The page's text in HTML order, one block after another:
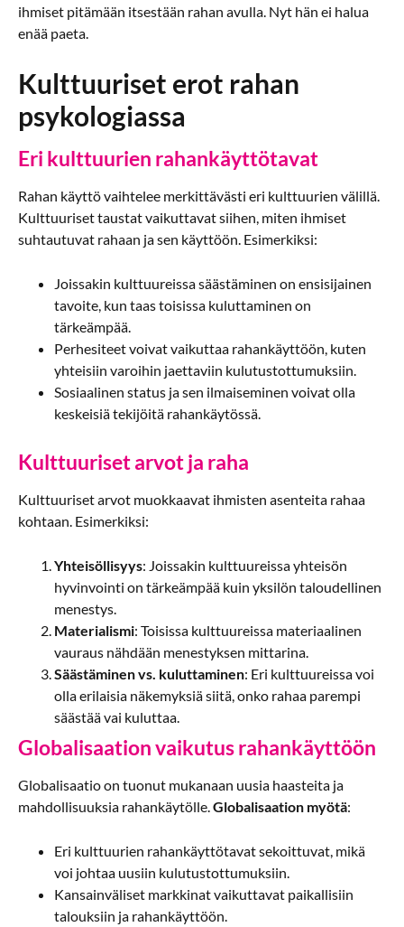
ihmiset pitämään itsestään rahan avulla. Nyt hän ei halua
enää paeta.
Kulttuuriset erot rahan
psykologiassa
Eri kulttuurien rahankäyttötavat
Rahan käyttö vaihtelee merkittävästi eri kulttuurien välillä.
Kulttuuriset taustat vaikuttavat siihen, miten ihmiset
suhtautuvat rahaan ja sen käyttöön. Esimerkiksi:
Joissakin kulttuureissa säästäminen on ensisijainen
tavoite, kun taas toisissa kuluttaminen on
tärkeämpää.
Perhesiteet voivat vaikuttaa rahankäyttöön, kuten
yhteisiin varoihin jaettaviin kulutustottumuksiin.
Sosiaalinen status ja sen ilmaiseminen voivat olla
keskeisiä tekijöitä rahankäytössä.
Kulttuuriset arvot ja raha
Kulttuuriset arvot muokkaavat ihmisten asenteita rahaa
kohtaan. Esimerkiksi:
Yhteisöllisyys: Joissakin kulttuureissa yhteisön
hyvinvointi on tärkeämpää kuin yksilön taloudellinen
menestys.
Materialismi: Toisissa kulttuureissa materiaalinen
vauraus nähdään menestyksen mittarina.
Säästäminen vs. kuluttaminen: Eri kulttuureissa voi
olla erilaisia näkemyksiä siitä, onko rahaa parempi
säästää vai kuluttaa.
Globalisaation vaikutus rahankäyttöön
Globalisaatio on tuonut mukanaan uusia haasteita ja
mahdollisuuksia rahankäytölle.Globalisaation myötä:
Eri kulttuurien rahankäyttötavat sekoittuvat, mikä
voi johtaa uusiin kulutustottumuksiin.
Kansainväliset markkinat vaikuttavat paikallisiin
talouksiin ja rahankäyttöön.